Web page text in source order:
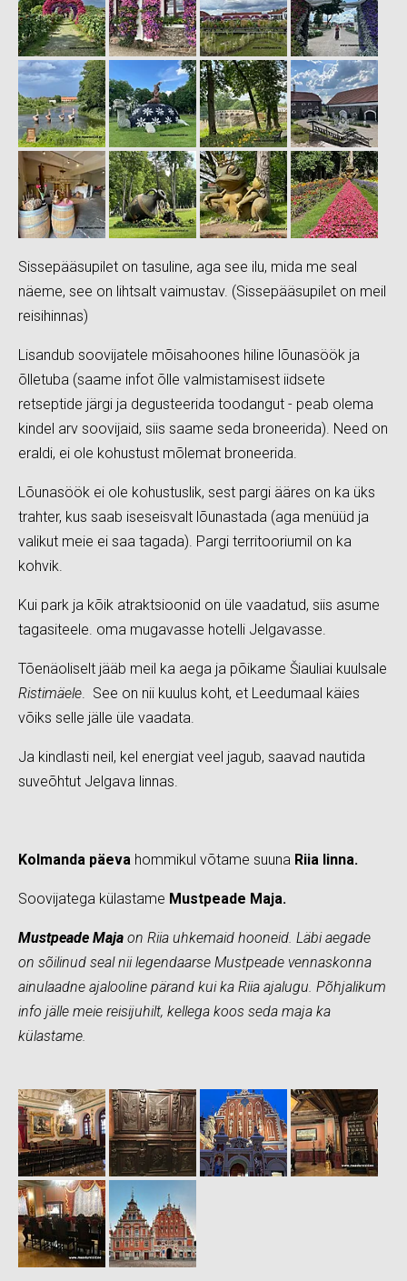
Sissepääsupilet on tasuline, aga see ilu, mida me seal
näeme, see on lihtsalt vaimustav. (Sissepääsupilet on meil
reisihinnas)
Lisandub soovijatele mõisahoones hiline lõunasöök ja
õlletuba (saame infot õlle valmistamisest iidsete
retseptide järgi ja degusteerida toodangut - peab olema
kindel arv soovijaid, siis saame seda broneerida). Need on
eraldi, ei ole kohustust mõlemat broneerida.
Lõunasöök ei ole kohustuslik, sest pargi ääres on ka üks
trahter, kus saab iseseisvalt lõunastada (aga menüüd ja
valikut meie ei saa tagada). Pargi territooriumil on ka
kohvik.
Kui park ja kõik atraktsioonid on üle vaadatud, siis asume
tagasiteele. oma mugavasse hotelli Jelgavasse.
Tõenäoliselt jääb meil ka aega ja põikame Šiauliai kuulsale
Ristimäele . See on nii kuulus koht, et Leedumaal käies
võiks selle jälle üle vaadata.
Ja kindlasti neil, kel energiat veel jagub, saavad nautida
suveõhtut Jelgava linnas.
Kolmanda päeva hommikul võtame suuna Riia linna.
Soovijatega külastame Mustpeade Maja.
Mustpeade Maja on Riia uhkemaid hooneid. Läbi aegade
on sõilinud seal nii legendaarse Mustpeade vennaskonna
ainulaadne ajalooline pärand kui ka Riia ajalugu. Põhjalikum
info jälle meie reisijuhilt, kellega koos seda maja ka
külastame.